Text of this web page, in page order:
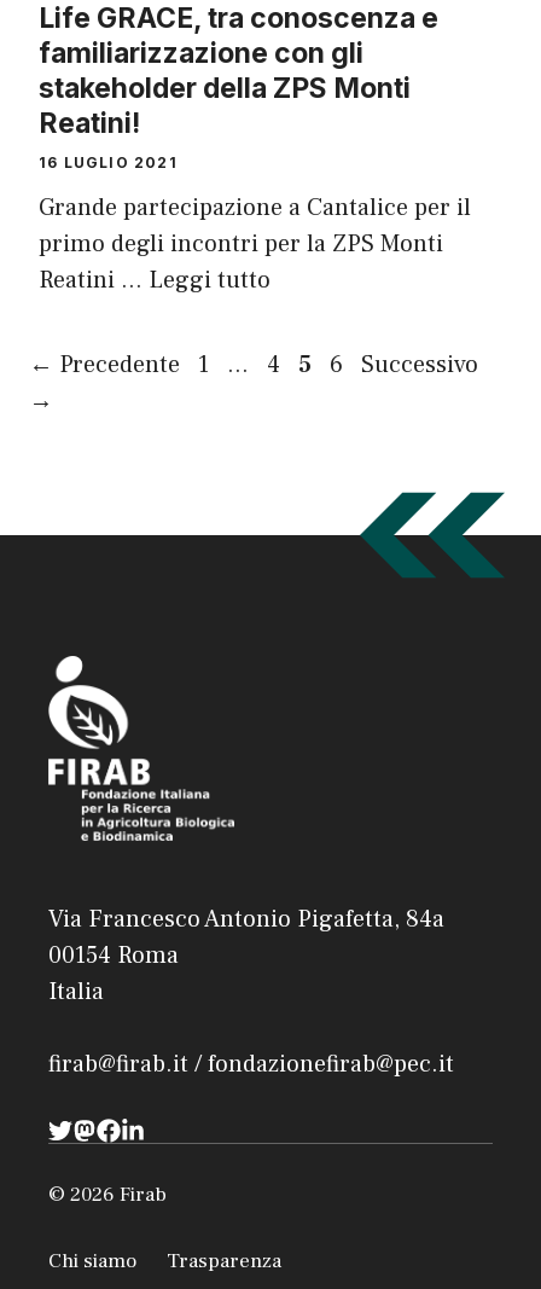
Life GRACE, tra conoscenza e
familiarizzazione con gli
stakeholder della ZPS Monti
Reatini!
16 LUGLIO 2021
Grande partecipazione a Cantalice per il
primo degli incontri per la ZPS Monti
Reatini … Leggi tutto
← Precedente Pagina
1 … Pagina
4 Pagina
5 Pagina
6
Successivo
→
Via Francesco Antonio Pigafetta, 84a
00154 Roma
Italia
firab@firab.it / fondazionefirab@pec.it
© 2026 Firab
Chi siamo Trasparenza